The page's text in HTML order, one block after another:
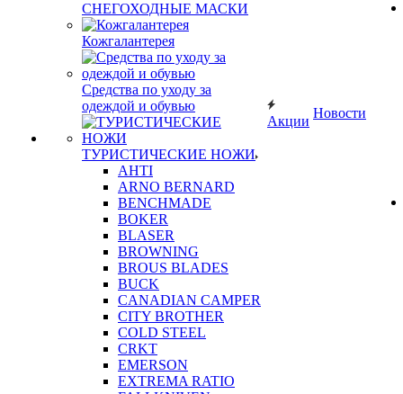
СНЕГОХОДНЫЕ МАСКИ
Кожгалантерея
Средства по уходу за
одеждой и обувью
ТУРИСТИЧЕСКИЕ НОЖИ
AHTI
ARNO BERNARD
BENCHMADE
BOKER
BLASER
BROWNING
BROUS BLADES
BUCK
CANADIAN CAMPER
CITY BROTHER
COLD STEEL
CRKT
EMERSON
EXTREMA RATIO
Акции
Новости